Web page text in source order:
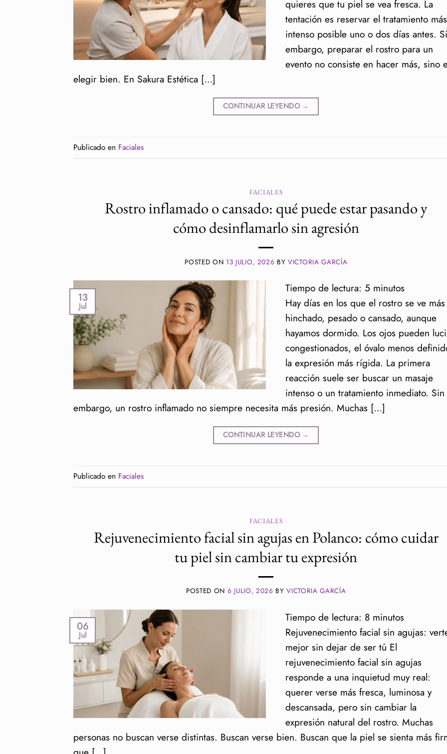
quieres que tu piel se vea fresca. La
tentación es reservar el tratamiento más
intenso posible uno o dos días antes.
embargo, preparar el rostro para un
evento no consiste en hacer más, sino
elegir bien. En Sakura Estética […]
CONTINUAR LEYENDO →
Publicado en Faciales
FACIALES
Rostro inflamado o cansado: qué puede estar pasando y
cómo desinflamarlo sin agresión
POSTED ON 13 JULIO, 2026 BYVICTORIA GARCÍA
13
Jul
Tiempo de lectura: 5 minutos
Hay días en los que el rostro se ve más
hinchado, pesado o cansado, aunque
hayamos dormido. Los ojos pueden
congestionados, el óvalo menos
la expresión más rígida. La primera
reacción suele ser buscar un masaje
intenso o un tratamiento inmediato. Sin
embargo, un rostro inflamado no siempre necesita más presión. Muchas […]
CONTINUAR LEYENDO →
Publicado en Faciales
FACIALES
Rejuvenecimiento facial sin agujas en Polanco: cómo cuidar
tu piel sin cambiar tu expresión
POSTED ON 6 JULIO, 2026 BYVICTORIA GARCÍA
06
Jul
Tiempo de lectura: 8 minutos
Rejuvenecimiento facial sin agujas:
mejor sin dejar de ser tú El
rejuvenecimiento facial sin agujas
responde a una inquietud muy real:
querer verse más fresca, luminosa y
descansada, pero sin cambiar la
expresión natural del rostro. Muchas
personas no buscan verse distintas. Buscan verse bien. Buscan que la piel se sienta más